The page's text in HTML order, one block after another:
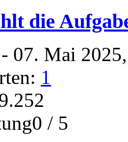
die
- 07. Mai
1
/ 5